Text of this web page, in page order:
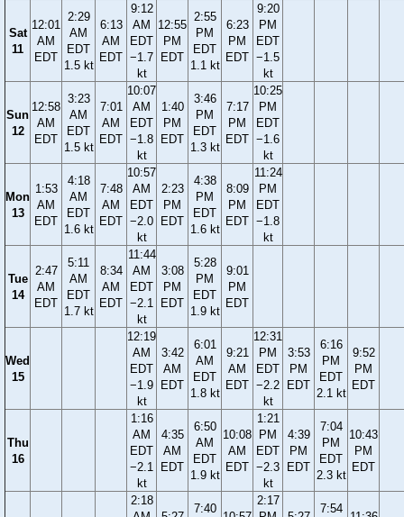
Sat
11
12:01
AM
EDT
2:29
AM
EDT
1.5 kt
6:13
AM
EDT
9:12
AM
EDT
−1.7
kt
12:55
PM
EDT
2:55
PM
EDT
1.1 kt
6:23
PM
EDT
9:20
PM
EDT
−1.5
kt
Sun
12
12:58
AM
EDT
3:23
AM
EDT
1.5 kt
7:01
AM
EDT
10:07
AM
EDT
−1.8
kt
1:40
PM
EDT
3:46
PM
EDT
1.3 kt
7:17
PM
EDT
10:25
PM
EDT
−1.6
kt
Mon
13
1:53
AM
EDT
4:18
AM
EDT
1.6 kt
7:48
AM
EDT
10:57
AM
EDT
−2.0
kt
2:23
PM
EDT
4:38
PM
EDT
1.6 kt
8:09
PM
EDT
11:24
PM
EDT
−1.8
kt
Tue
14
2:47
AM
EDT
5:11
AM
EDT
1.7 kt
8:34
AM
EDT
11:44
AM
EDT
−2.1
kt
3:08
PM
EDT
5:28
PM
EDT
1.9 kt
9:01
PM
EDT
Wed
15
12:19
AM
EDT
−1.9
kt
3:42
AM
EDT
6:01
AM
EDT
1.8 kt
9:21
AM
EDT
12:31
PM
EDT
−2.2
kt
3:53
PM
EDT
6:16
PM
EDT
2.1 kt
9:52
PM
EDT
Thu
16
1:16
AM
EDT
−2.1
kt
4:35
AM
EDT
6:50
AM
EDT
1.9 kt
10:08
AM
EDT
1:21
PM
EDT
−2.3
kt
4:39
PM
EDT
7:04
PM
EDT
2.3 kt
10:43
PM
EDT
2:18
7:40
2:17
7:54